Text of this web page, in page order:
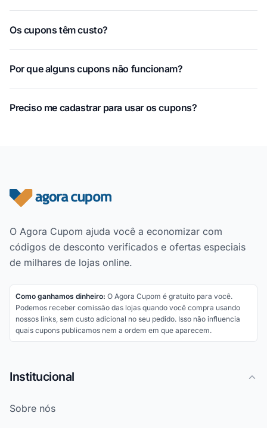
Os cupons têm custo?
Por que alguns cupons não funcionam?
Preciso me cadastrar para usar os cupons?
Rodapé do site
O Agora Cupom ajuda você a economizar com
códigos de desconto verificados e ofertas especiais
de milhares de lojas online.
Como ganhamos dinheiro: O Agora Cupom é gratuito para você.
Podemos receber comissão das lojas quando você compra usando
nossos links, sem custo adicional no seu pedido. Isso não influencia
quais cupons publicamos nem a ordem em que aparecem.
Institucional
Sobre nós